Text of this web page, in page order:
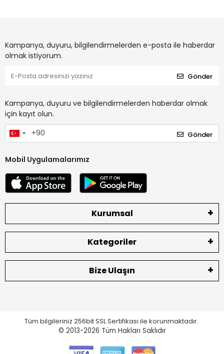
Kampanya, duyuru, bilgilendirmelerden e-posta ile haberdar
olmak istiyorum.
Gönder
Kampanya, duyuru ve bilgilendirmelerden haberdar olmak
için kayıt olun.
Gönder
Mobil Uygulamalarımız
Kurumsal
Kategoriler
Bize Ulaşın
Tüm bilgileriniz 256bit SSL Sertifikası ile korunmaktadır.
© 2013-2026 Tüm Hakları Saklıdır